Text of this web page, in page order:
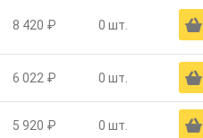
8 420 ₽ 0 шт. Ä
6 022 ₽ 0 шт. Ä
5 920 ₽ 0 шт. Ä